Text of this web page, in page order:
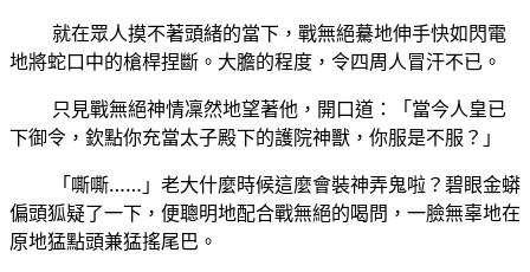
就在眾人摸不著頭緒的當下，戰無絕驀地伸手快如閃電
地將蛇口中的槍桿捏斷。大膽的程度，令四周人冒汗不已。
只見戰無絕神情凜然地望著他，開口道：「當今人皇已
下御令，欽點你充當太子殿下的護院神獸，你服是不服？」
「嘶嘶……」 老大什麼時候這麼會裝神弄鬼啦？ 碧眼金蟒
偏頭狐疑了一下，便聰明地配合戰無絕的喝問，一臉無辜地在
原地猛點頭兼猛搖尾巴。